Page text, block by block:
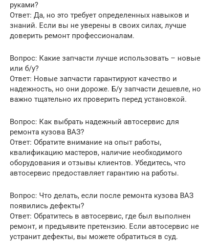
руками?
Ответ: Да, но это требует определенных навыков и
знаний. Если вы не уверены в своих силах, лучше
доверить ремонт профессионалам.
Вопрос: Какие запчасти лучше использовать – новые
или б/у?
Ответ: Новые запчасти гарантируют качество и
надежность, но они дороже. Б/у запчасти дешевле, но
важно тщательно их проверить перед установкой.
Вопрос: Как выбрать надежный автосервис для
ремонта кузова ВАЗ?
Ответ: Обратите внимание на опыт работы,
квалификацию мастеров, наличие необходимого
оборудования и отзывы клиентов. Убедитесь, что
автосервис предоставляет гарантию на работы.
Вопрос: Что делать, если после ремонта кузова ВАЗ
появились дефекты?
Ответ: Обратитесь в автосервис, где был выполнен
ремонт, и предъявите претензию. Если автосервис не
устранит дефекты, вы можете обратиться в суд.